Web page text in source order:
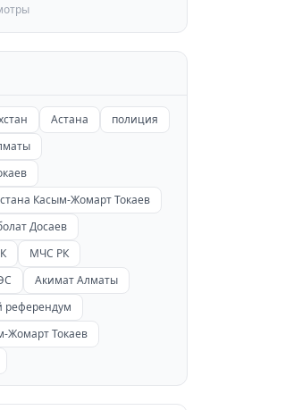
Астана
полиция
Касым-Жомарт Токаев
Досаев
МЧС РК
Акимат Алматы
референдум
Жомарт Токаев